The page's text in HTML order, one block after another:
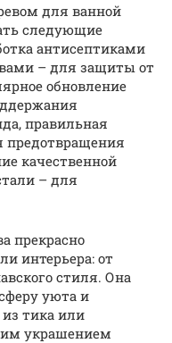
для ванной
следующие
антисептиками
– для защиты от
обновление
правильная
качественной
– для
прекрасно
интерьера: от
стиля. Она
уюта и
тика или
украшением